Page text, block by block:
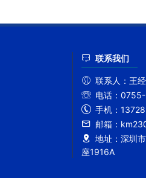
联系我们
联系人： 王
电话：
手机：
邮箱：
地址： 深圳
座1916A